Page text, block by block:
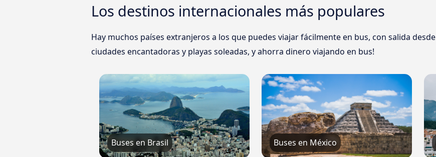
Los destinos internacionales más populares
Hay muchos países extranjeros a los que puedes viajar fácilmente en bus, con salida desde
ciudades encantadoras y playas soleadas, y ahorra dinero viajando en bus!
Buses en Brasil Buses en México